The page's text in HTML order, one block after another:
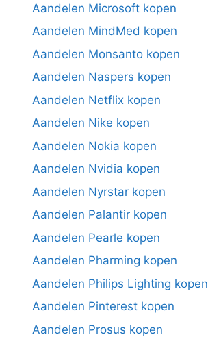
Aandelen Microsoft kopen
Aandelen MindMed kopen
Aandelen Monsanto kopen
Aandelen Naspers kopen
Aandelen Netflix kopen
Aandelen Nike kopen
Aandelen Nokia kopen
Aandelen Nvidia kopen
Aandelen Nyrstar kopen
Aandelen Palantir kopen
Aandelen Pearle kopen
Aandelen Pharming kopen
Aandelen Philips Lighting kopen
Aandelen Pinterest kopen
Aandelen Prosus kopen